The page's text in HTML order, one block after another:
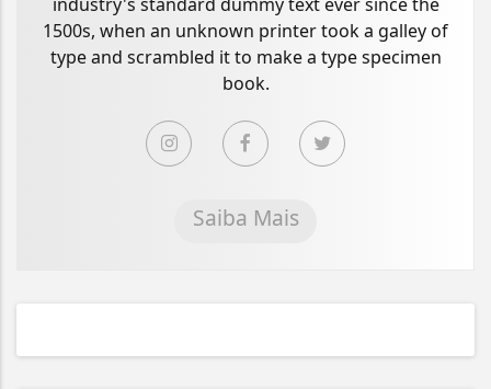
1500s, when an unknown printer took a galley of
type and scrambled it to make a type specimen
book.
Saiba Mais